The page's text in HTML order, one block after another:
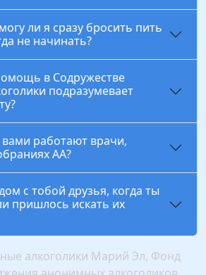
ли я сразу бросить пить
не начинать?
в Содружестве
подразумевает
вами работают врачи,
АА?
с тобой друзья, когда ты
пришлось искать их
алкоголики Марий Эл, Фонд